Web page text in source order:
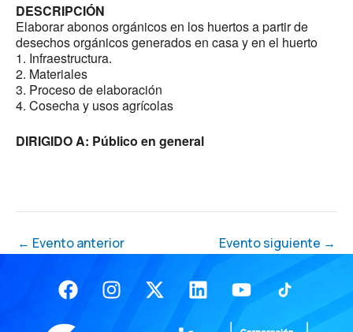
DESCRIPCIÓN
Elaborar abonos orgánicos en los huertos a partir de
desechos orgánicos generados en casa y en el huerto
1. Infraestructura.
2. Materiales
3. Proceso de elaboración
4. Cosecha y usos agrícolas
DIRIGIDO A: Público en general
← Evento anterior Evento siguiente →
FacebookInstagram
X-
twitter
LinkedinYoutube